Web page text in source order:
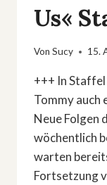
Us«
Von Sucy 15.
+++ In Staffel
Tommy auch
Neue Folgen
wöchentlich
warten
Fortsetzung